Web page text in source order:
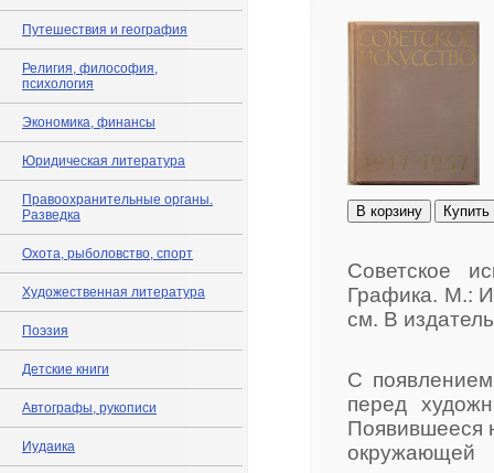
Путешествия и география
Религия, философия,
психология
Экономика, финансы
Юридическая литература
Правоохранительные органы.
Разведка
Охота, рыболовство, спорт
Художественная литература
Поэзия
Детские книги
Автографы, рукописи
Иудаика
В корзину Купить
Советское
Графика. М.:
см. В
С
перед
Появившееся